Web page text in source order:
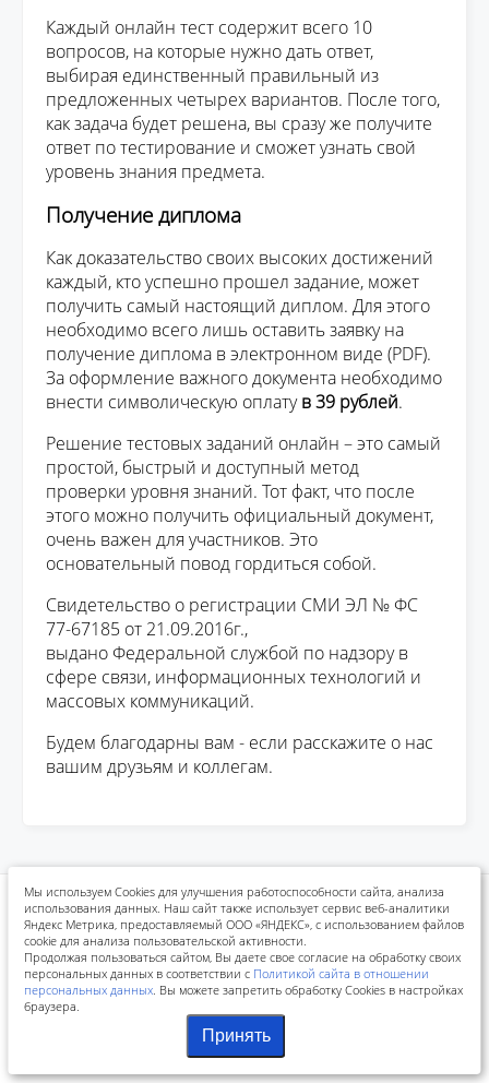
Каждый онлайн тест содержит всего 10
вопросов, на которые нужно дать ответ,
выбирая единственный правильный из
предложенных четырех вариантов. После того,
как задача будет решена, вы сразу же получите
ответ по тестирование и сможет узнать свой
уровень знания предмета.
Получение диплома
Как доказательство своих высоких достижений
каждый, кто успешно прошел задание, может
получить самый настоящий диплом. Для этого
необходимо всего лишь оставить заявку на
получение диплома в электронном виде (PDF).
За оформление важного документа необходимо
внести символическую оплатув 39 рублей.
Решение тестовых заданий онлайн – это самый
простой, быстрый и доступный метод
проверки уровня знаний. Тот факт, что после
этого можно получить официальный документ,
очень важен для участников. Это
основательный повод гордиться собой.
Свидетельство о регистрации СМИ ЭЛ № ФС
77-67185 от 21.09.2016г.,
выдано Федеральной службой по надзору в
сфере связи, информационных технологий и
массовых коммуникаций.
Будем благодарны вам - если расскажите о нас
вашим друзьям и коллегам.
Политика конфиденциальности
Положения конкурсов
Реквизиты для оплаты
Образовательный портал Завуч (6+)
ИП Сергоманов Дмитрий Николаевич
Принять
Мы используем Cookies для улучшения работоспособности сайта, анализа
использования данных. Наш сайт также использует сервис веб-аналитики
Яндекс Метрика, предоставляемый ООО «ЯНДЕКС», с использованием файлов
cookie для анализа пользовательской активности.
Продолжая пользоваться сайтом, Вы даете свое согласие на обработку своих
персональных данных в соответствии с Политикой сайта в отношении
персональных данных. Вы можете запретить обработку Cookies в настройках
браузера.